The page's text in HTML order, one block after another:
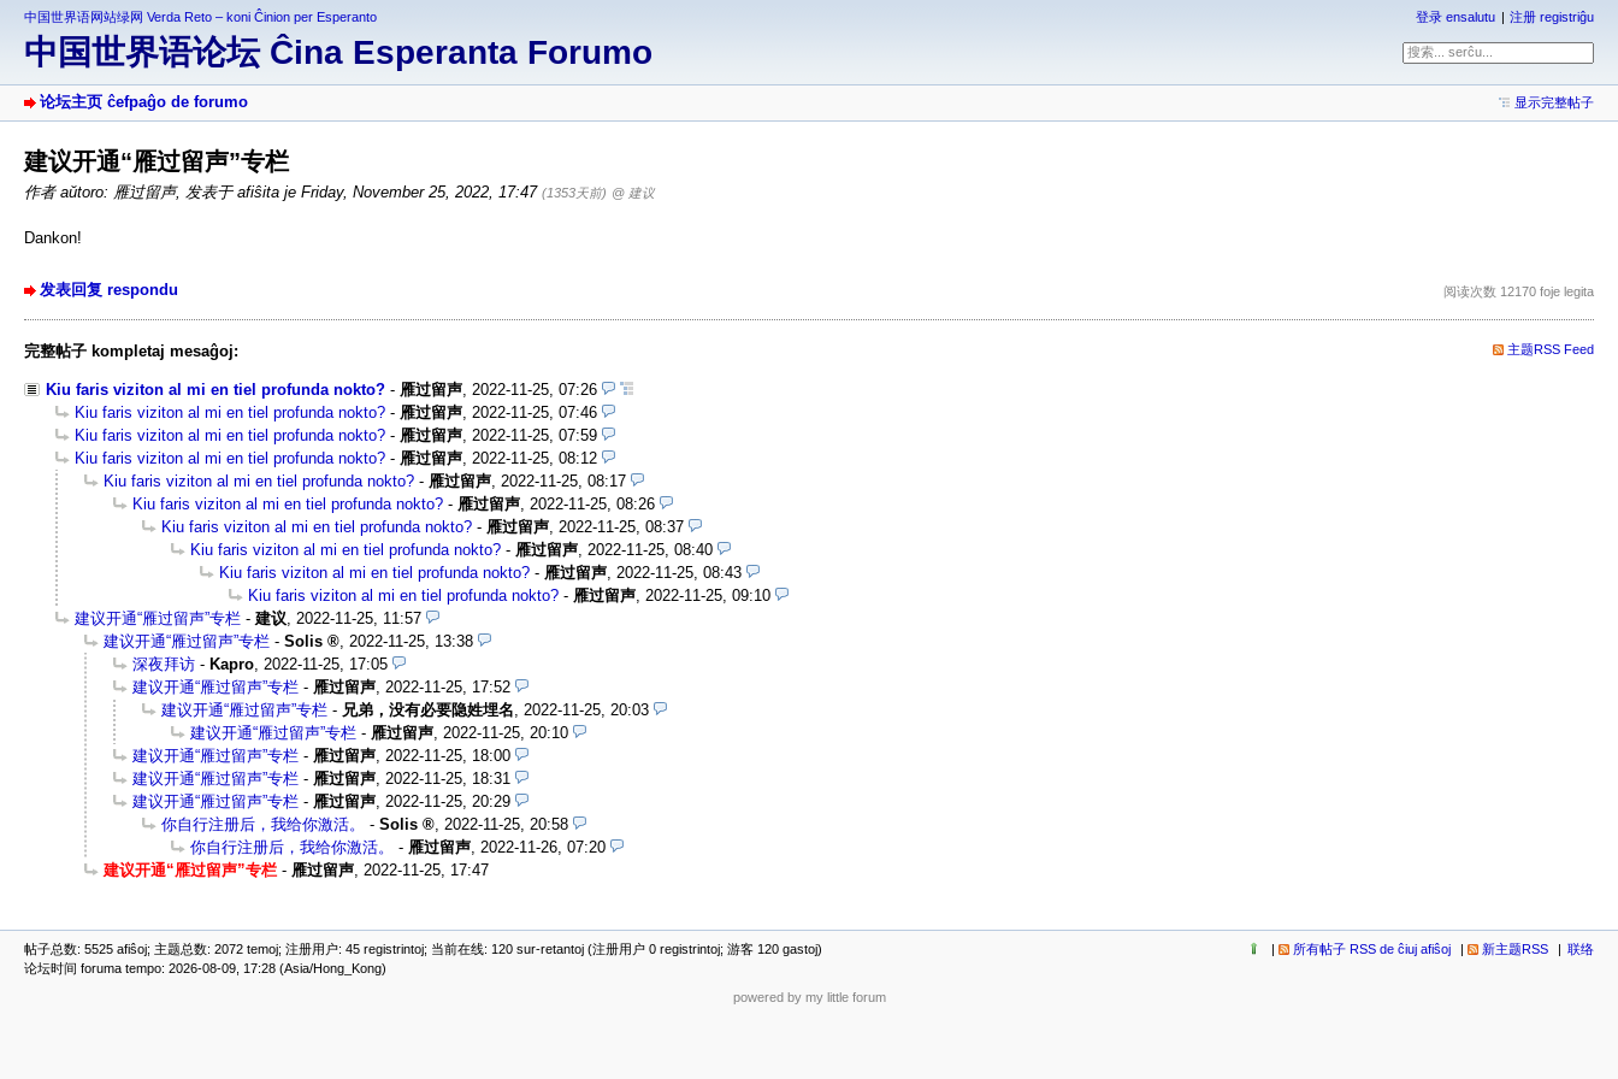
中国世界语网站绿网 Verda Reto – koni Ĉinion per Esperanto
中国世界语论坛 Ĉina Esperanta Forumo
登录 ensalutu 注册 registriĝu
论坛主页 ĉefpaĝo de forumo 显示完整帖子
建议开通“雁过留声”专栏
作者 aŭtoro: 雁过留声, 发表于 afiŝita je Friday, November 25, 2022, 17:47 (1353天前) @ 建议
Dankon!
发表回复 respondu 阅读次数 12170 foje legita
完整帖子 kompletaj mesaĝoj: 主题RSS Feed
Kiu faris viziton al mi en tiel profunda nokto? - 雁过留声, 2022-11-25, 07:26
Kiu faris viziton al mi en tiel profunda nokto? - 雁过留声, 2022-11-25, 07:46
Kiu faris viziton al mi en tiel profunda nokto? - 雁过留声, 2022-11-25, 07:59
Kiu faris viziton al mi en tiel profunda nokto? - 雁过留声, 2022-11-25, 08:12
Kiu faris viziton al mi en tiel profunda nokto? - 雁过留声, 2022-11-25, 08:17
Kiu faris viziton al mi en tiel profunda nokto? - 雁过留声, 2022-11-25, 08:26
Kiu faris viziton al mi en tiel profunda nokto? - 雁过留声, 2022-11-25, 08:37
Kiu faris viziton al mi en tiel profunda nokto? - 雁过留声, 2022-11-25, 08:40
Kiu faris viziton al mi en tiel profunda nokto? - 雁过留声, 2022-11-25, 08:43
Kiu faris viziton al mi en tiel profunda nokto? - 雁过留声, 2022-11-25, 09:10
建议开通“雁过留声”专栏 - 建议, 2022-11-25, 11:57
建议开通“雁过留声”专栏 - Solis , 2022-11-25, 13:38
深夜拜访 - Kapro, 2022-11-25, 17:05
建议开通“雁过留声”专栏 - 雁过留声, 2022-11-25, 17:52
建议开通“雁过留声”专栏 - 兄弟，没有必要隐姓埋名, 2022-11-25, 20:03
建议开通“雁过留声”专栏 - 雁过留声, 2022-11-25, 20:10
建议开通“雁过留声”专栏 - 雁过留声, 2022-11-25, 18:00
建议开通“雁过留声”专栏 - 雁过留声, 2022-11-25, 18:31
建议开通“雁过留声”专栏 - 雁过留声, 2022-11-25, 20:29
你自行注册后，我给你激活。
- Solis , 2022-11-25, 20:58
你自行注册后，我给你激活。
- 雁过留声, 2022-11-26, 07:20
建议开通“雁过留声”专栏 - 雁过留声, 2022-11-25, 17:47
帖子总数: 5525 afiŝoj; 主题总数: 2072 temoj; 注册用户: 45 registrintoj; 当前在线: 120 sur-retantoj (注册用户 0 registrintoj; 游客 120 gastoj)
论坛时间 foruma tempo: 2026-08-09, 17:28 (Asia/Hong_Kong)
所有帖子 RSS de ĉiuj afiŝoj 新主题RSS 联络
powered by my little forum